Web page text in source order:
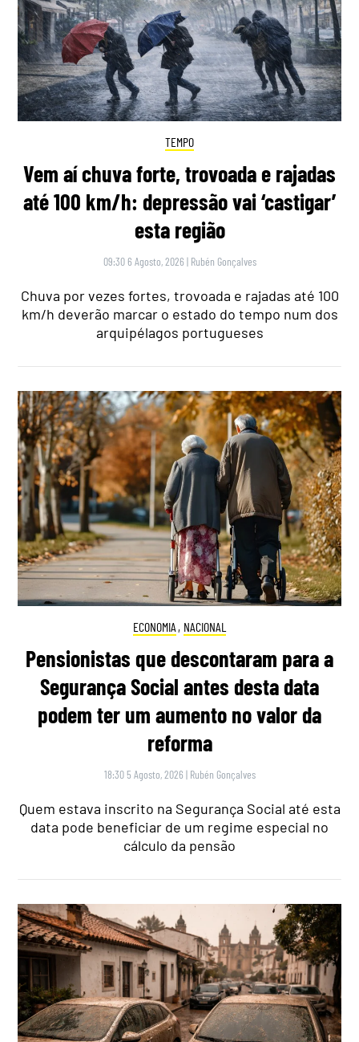
TEMPO
Vem aí chuva forte, trovoada e rajadas
até 100 km/h: depressão vai ‘castigar’
esta região
09:30 6 Agosto, 2026 | Rubén Gonçalves
Chuva por vezes fortes, trovoada e rajadas até 100
km/h deverão marcar o estado do tempo num dos
arquipélagos portugueses
ECONOMIA , NACIONAL
Pensionistas que descontaram para a
Segurança Social antes desta data
podem ter um aumento no valor da
reforma
18:30 5 Agosto, 2026 | Rubén Gonçalves
Quem estava inscrito na Segurança Social até esta
data pode beneficiar de um regime especial no
cálculo da pensão